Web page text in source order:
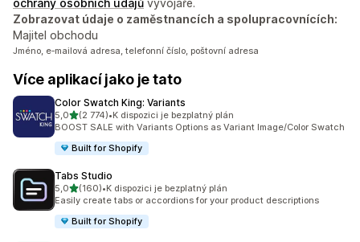
ochrany osobních údajů vývojáře.
Zobrazovat údaje o zaměstnancích a spolupracovnících:
Majitel obchodu
Jméno, e‑mailová adresa, telefonní číslo, poštovní adresa
Více aplikací jako je tato
Color Swatch King: Variants
5,0z 5 hvězd
(2 774)
Celkový počet recenzí: 2774
•K dispozici je bezplatný plán
BOOST SALE with Variants Options as Variant Image/Color Swatch
Built for Shopify
Tabs Studio
5,0z 5 hvězd
(160)
Celkový počet recenzí: 160
•K dispozici je bezplatný plán
Easily create tabs or accordions for your product descriptions
Built for Shopify